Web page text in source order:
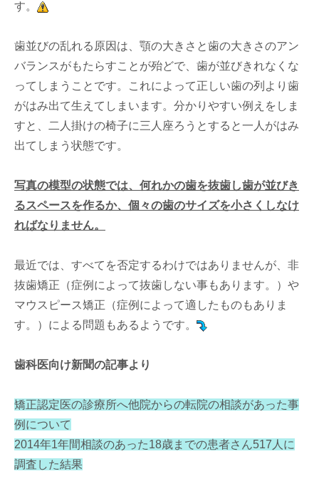
す。
歯並びの乱れる原因は、顎の大きさと歯の大きさのアン
バランスがもたらすことが殆どで、歯が並びきれなくな
ってしまうことです。これによって正しい歯の列より歯
がはみ出て生えてしまいます。分かりやすい例えをしま
すと、二人掛けの椅子に三人座ろうとすると一人がはみ
出てしまう状態です。
写真の模型の状態では、何れかの歯を抜歯し歯が並びき
るスペースを作るか、個々の歯のサイズを小さくしなけ
ればなりません。
最近では、すべてを否定するわけではありませんが、非
抜歯矯正（症例によって抜歯しない事もあります。）や
マウスピース矯正（症例によって適したものもありま
す。）による問題もあるようです。
歯科医向け新聞の記事より
矯正認定医の診療所へ他院からの転院の相談があった事
例について
2014年1年間相談のあった18歳までの患者さん517人に
調査した結果